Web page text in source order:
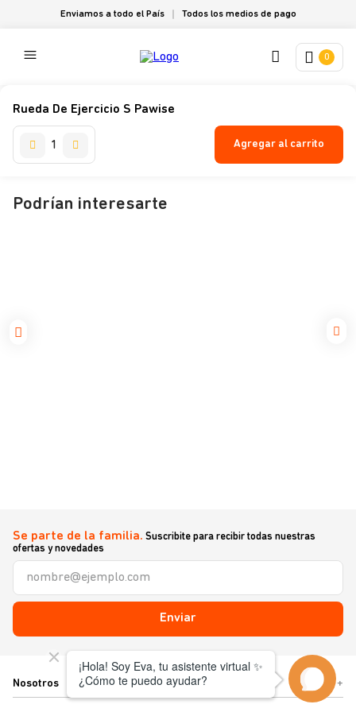
Enviamos a todo el País Todos los medios de pago
0
Rueda De Ejercicio S Pawise
Agregar al carrito
Podrían interesarte
Se parte de la familia. Suscribite para recibir todas nuestras
ofertas y novedades
Enviar
Nosotros +